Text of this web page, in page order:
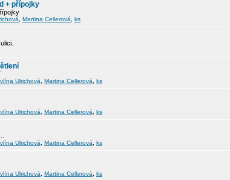
+ přípojky
Martina Cellerová ks
Ulrichová Martina Cellerová ks
Ulrichová Martina Cellerová ks
Ulrichová Martina Cellerová ks
Ulrichová Martina Cellerová ks